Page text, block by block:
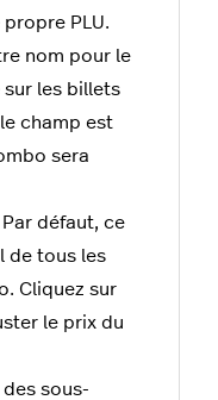
PLU.
nom pour le
les billets
champ est
sera
défaut, ce
de tous les
Cliquez sur
le prix du
des sous-